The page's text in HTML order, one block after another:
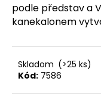
podle představ a
kanekalonem
Skladom (>25 ks)
Kód: 7586
D
o
p